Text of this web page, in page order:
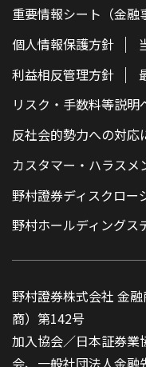
重要情報シート（金融
個人情報保護方針
利益相反管理方針
リスク・手数料等説明
反社会的勢力への対応
カスタマー・ハラスメ
野村證券ディスクロー
野村ホールディングス
野村證券株式会社 金
商）第142号
加入協会／日本証券業
会、一般社団法人金融